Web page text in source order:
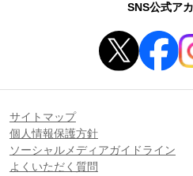
SNS公式ア
サイトマップ
個人情報保護方針
ソーシャルメディアガイドライン
よくいただく質問